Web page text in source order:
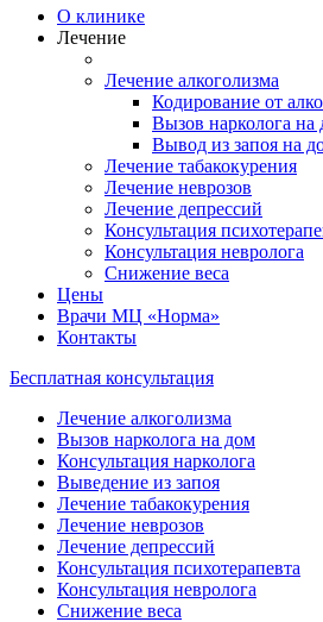
О клинике
Лечение
Лечение алкоголизма
Кодирование от
Вызов нарколога на
Вывод из запоя на
Лечение табакокурения
Лечение неврозов
Лечение депрессий
Консультация
Консультация невролога
Снижение веса
Цены
Врачи МЦ «Норма»
Контакты
Бесплатная консультация
Лечение алкоголизма
Вызов нарколога на дом
Консультация нарколога
Выведение из запоя
Лечение табакокурения
Лечение неврозов
Лечение депрессий
Консультация психотерапевта
Консультация невролога
Снижение веса